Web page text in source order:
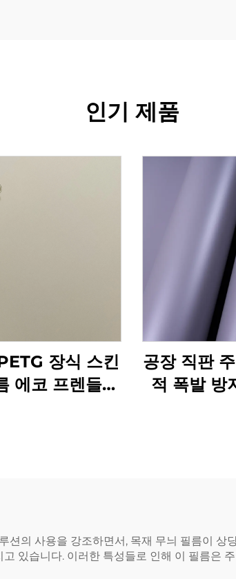
인기 제품
장식 스킨
에코 프렌들리
공장 직판
적 폭발 방
의 사용을 강조하면서, 목재 무늬 필름이 상
있습니다. 이러한 특성들로 인해 이 필름은